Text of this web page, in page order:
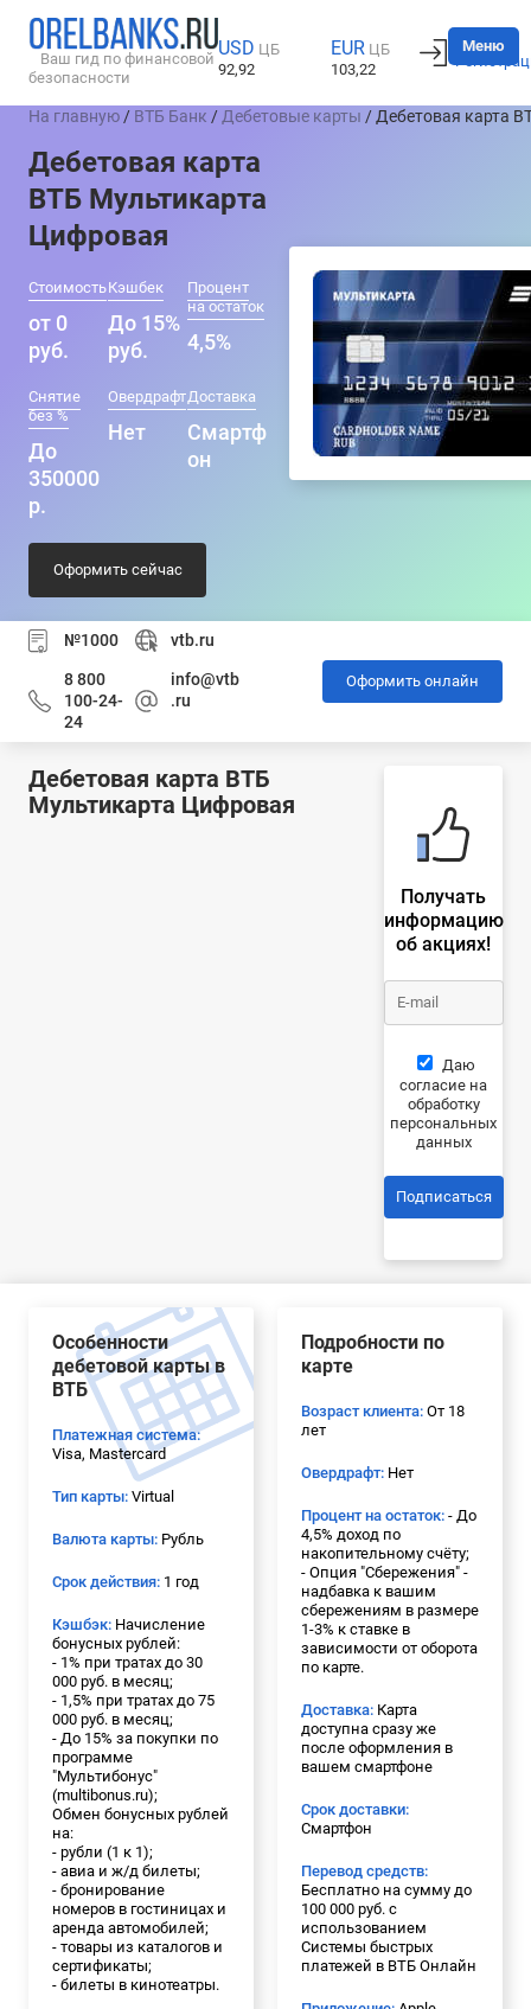
Ваш гид по финансовой
безопасности
USD ЦБ
92,92
EUR ЦБ
103,22
Вход
Меню
На главную / ВТБ Банк / Дебетовые карты / Дебетовая карта
Дебетовая карта
ВТБ Мультикарта
Цифровая
Стоимость
от 0
руб.
Кэшбек
До 15%
руб.
Процент
на остаток
4,5%
Снятие
без %
До
350000
р.
Овердрафт
Нет
Доставка
Смартф
он
Оформить сейчас
№1000 vtb.ru
8 800
100-24-
24
info@vtb
.ru
Оформить онлайн
Дебетовая карта ВТБ
Мультикарта Цифровая
Получать
информацию
об акциях!
Даю
согласие на
обработку
персональных
данных
Подписаться
Особенности
дебетовой карты в
ВТБ
Платежная система:
Visa, Mastercard
Тип карты: Virtual
Валюта карты: Рубль
Срок действия: 1 год
Кэшбэк: Начисление
бонусных рублей:
- 1% при тратах до 30
000 руб. в месяц;
- 1,5% при тратах до 75
000 руб. в месяц;
- До 15% за покупки по
программе
"Мультибонус"
(multibonus.ru);
Обмен бонусных рублей
на:
- рубли (1 к 1);
- авиа и ж/д билеты;
- бронирование
номеров в гостиницах и
аренда автомобилей;
- товары из каталогов и
сертификаты;
- билеты в кинотеатры.
Подробности по
карте
Возраст клиента: От 18
лет
Овердрафт: Нет
Процент на остаток: - До
4,5% доход по
накопительному счёту;
- Опция "Сбережения" -
надбавка к вашим
сбережениям в размере
1-3% к ставке в
зависимости от оборота
по карте.
Доставка: Карта
доступна сразу же
после оформления в
вашем смартфоне
Срок доставки:
Смартфон
Перевод средств:
Бесплатно на сумму до
100 000 руб. с
использованием
Системы быстрых
платежей в ВТБ Онлайн